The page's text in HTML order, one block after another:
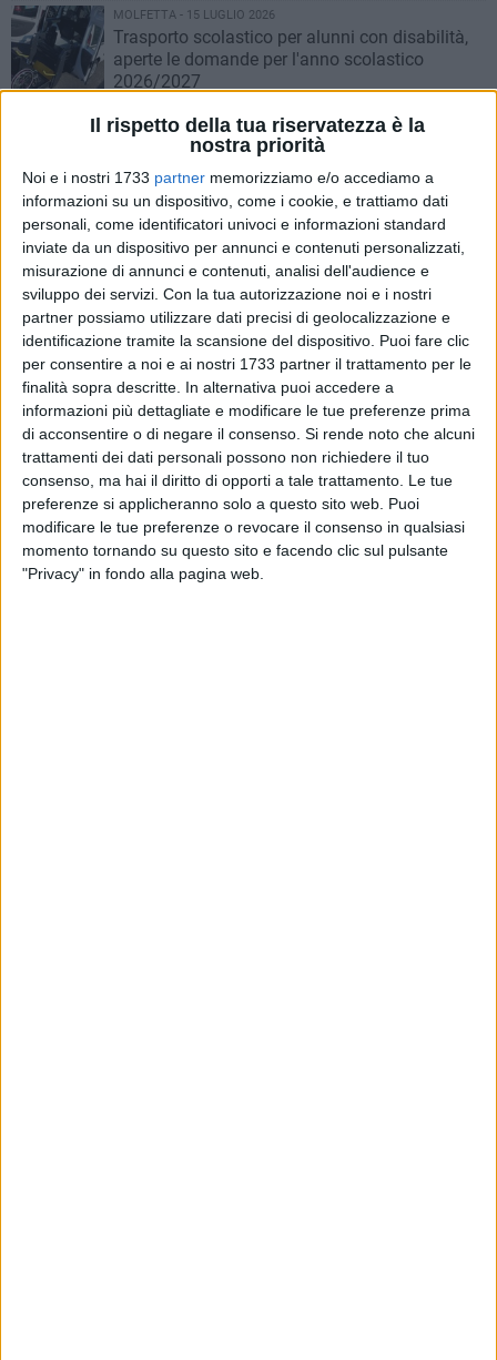
Il rispetto della tua riservatezza è la
nostra priorità
Noi e i nostri 1733 partner memorizziamo e/o accediamo a
informazioni su un dispositivo, come i cookie, e trattiamo dati
personali, come identificatori univoci e informazioni standard
inviate da un dispositivo per annunci e contenuti personalizzati,
misurazione di annunci e contenuti, analisi dell'audience e
sviluppo dei servizi. Con la tua autorizzazione noi e i nostri
partner possiamo utilizzare dati precisi di geolocalizzazione e
identificazione tramite la scansione del dispositivo. Puoi fare clic
per consentire a noi e ai nostri 1733 partner il trattamento per le
finalità sopra descritte. In alternativa puoi accedere a
informazioni più dettagliate e modificare le tue preferenze prima
di acconsentire o di negare il consenso. Si rende noto che alcuni
trattamenti dei dati personali possono non richiedere il tuo
consenso, ma hai il diritto di opporti a tale trattamento. Le tue
preferenze si applicheranno solo a questo sito web. Puoi
modificare le tue preferenze o revocare il consenso in qualsiasi
momento tornando su questo sito e facendo clic sul pulsante
"Privacy" in fondo alla pagina web.
MOLFETTA - 15 LUGLIO 2026
Trasporto scolastico per alunni con disabilità,
aperte le domande per l'anno scolastico
2026/2027
MOLFETTA - 15 LUGLIO 2026
In vigore l'orario estivo dei Servizi Demografici
nella sede di Piazza Municipio
MOLFETTA - 15 LUGLIO 2026
“Insuperabar” è realtà: inaugurato tra gli
applausi l’orto-bistrot inclusivo di Molfetta
MOLFETTA - 15 LUGLIO 2026
Campo rom trasferito nell'area del nuovo porto,
Fratelli d'Italia chiede un intervento urgente
MOLFETTA - 15 LUGLIO 2026
La Puglia brilla in Europa: Nausica Speranzini
fa doppietta d'oro al Performer Cup 2026
MOLFETTA - 14 LUGLIO 2026
Cittadella degli Artisti, Siragusa avvia l'iter per
l'intitolazione a Guglielmo Minervini